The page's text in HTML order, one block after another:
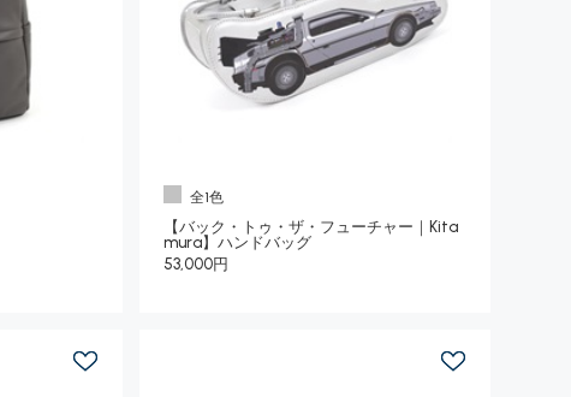
全1色
【バック・トゥ・ザ・フューチャー｜Kita
mura】ハンドバッグ
53,000円